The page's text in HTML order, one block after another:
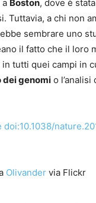
a Boston, dove è
Tuttavia, a chi non
sembrare uno
il fatto che il loro
tutti quei campi in
dei genomi o l’analisi
doi:10.1038/
Olivander via Flickr